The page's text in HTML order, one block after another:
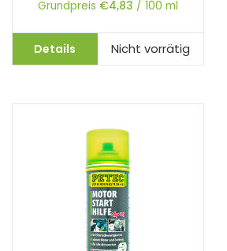
Grundpreis €4,83 / 100 ml
Details Nicht vorrätig